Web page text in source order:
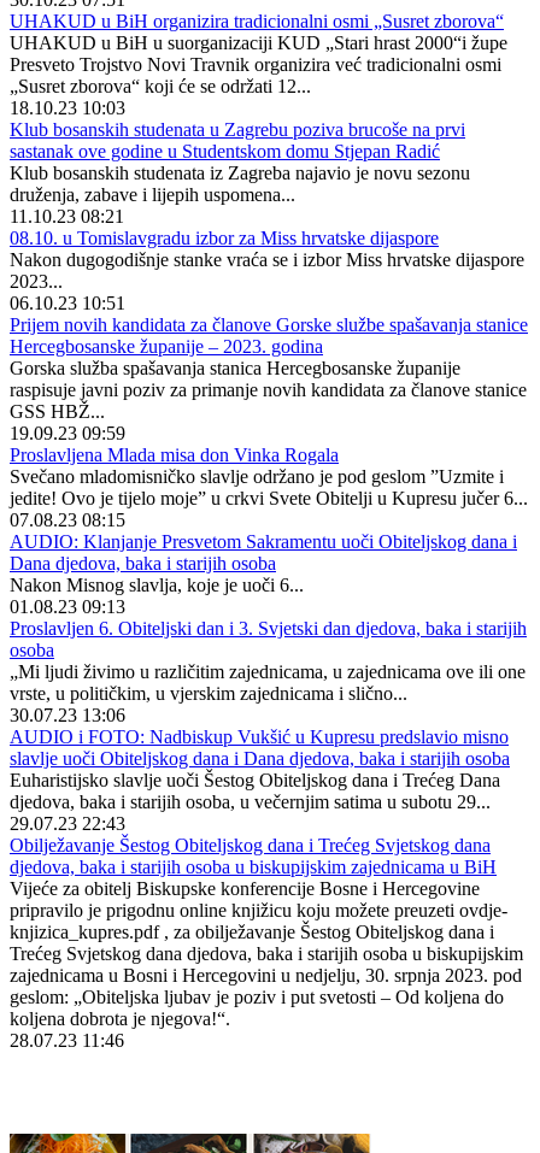
UHAKUD u BiH organizira tradicionalni osmi „Susret zborova“
UHAKUD u BiH u suorganizaciji KUD „Stari hrast 2000“i župe
Presveto Trojstvo Novi Travnik organizira već tradicionalni osmi
„Susret zborova“ koji će se održati 12...
18.10.23 10:03
Klub bosanskih studenata u Zagrebu poziva brucoše na prvi
sastanak ove godine u Studentskom domu Stjepan Radić
Klub bosanskih studenata iz Zagreba najavio je novu sezonu
druženja, zabave i lijepih uspomena...
11.10.23 08:21
08.10. u Tomislavgradu izbor za Miss hrvatske dijaspore
Nakon dugogodišnje stanke vraća se i izbor Miss hrvatske dijaspore
2023...
06.10.23 10:51
Prijem novih kandidata za članove Gorske službe spašavanja stanice
Hercegbosanske županije – 2023. godina
Gorska služba spašavanja stanica Hercegbosanske županije
raspisuje javni poziv za primanje novih kandidata za članove stanice
GSS HBŽ...
19.09.23 09:59
Proslavljena Mlada misa don Vinka Rogala
Svečano mladomisničko slavlje održano je pod geslom ”Uzmite i
jedite! Ovo je tijelo moje” u crkvi Svete Obitelji u Kupresu jučer 6...
07.08.23 08:15
AUDIO: Klanjanje Presvetom Sakramentu uoči Obiteljskog dana i
Dana djedova, baka i starijih osoba
Nakon Misnog slavlja, koje je uoči 6...
01.08.23 09:13
Proslavljen 6. Obiteljski dan i 3. Svjetski dan djedova, baka i starijih
osoba
„Mi ljudi živimo u različitim zajednicama, u zajednicama ove ili one
vrste, u političkim, u vjerskim zajednicama i slično...
30.07.23 13:06
AUDIO i FOTO: Nadbiskup Vukšić u Kupresu predslavio misno
slavlje uoči Obiteljskog dana i Dana djedova, baka i starijih osoba
Euharistijsko slavlje uoči Šestog Obiteljskog dana i Trećeg Dana
djedova, baka i starijih osoba, u večernjim satima u subotu 29...
29.07.23 22:43
Obilježavanje Šestog Obiteljskog dana i Trećeg Svjetskog dana
djedova, baka i starijih osoba u biskupijskim zajednicama u BiH
Vijeće za obitelj Biskupske konferencije Bosne i Hercegovine
pripravilo je prigodnu online knjižicu koju možete preuzeti ovdje-
knjizica_kupres.pdf , za obilježavanje Šestog Obiteljskog dana i
Trećeg Svjetskog dana djedova, baka i starijih osoba u biskupijskim
zajednicama u Bosni i Hercegovini u nedjelju, 30. srpnja 2023. pod
geslom: „Obiteljska ljubav je poziv i put svetosti – Od koljena do
koljena dobrota je njegova!“.
28.07.23 11:46